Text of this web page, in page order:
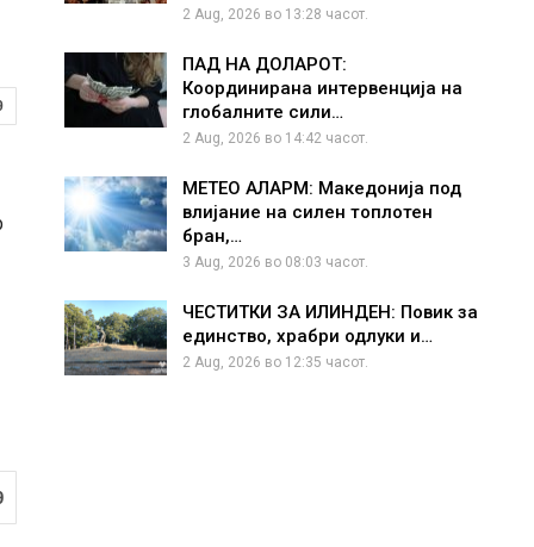
2 Aug, 2026 во 13:28 часот.
ПАД НА ДОЛАРОТ:
Координирана интервенција на
глобалните сили…
2 Aug, 2026 во 14:42 часот.
МЕТЕО АЛАРМ: Македонија под
влијание на силен топлотен
бран,…
3 Aug, 2026 во 08:03 часот.
ЧЕСТИТКИ ЗА ИЛИНДЕН: Повик за
единство, храбри одлуки и…
2 Aug, 2026 во 12:35 часот.